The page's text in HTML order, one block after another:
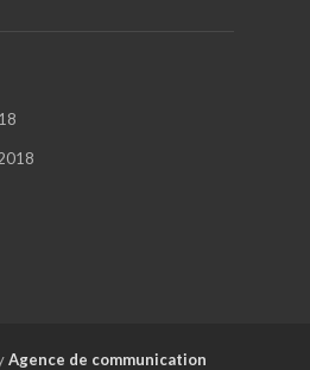
Agence de communication